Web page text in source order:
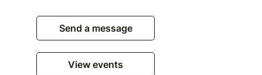
Send a message
View events